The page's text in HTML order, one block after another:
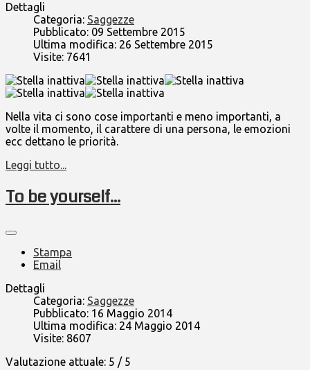
Dettagli
Categoria: Saggezze
Pubblicato: 09 Settembre 2015
Ultima modifica: 26 Settembre 2015
Visite: 7641
Nella vita ci sono cose importanti e meno importanti, a
volte il momento, il carattere di una persona, le emozioni
ecc dettano le priorità.
Leggi tutto...
To be yourself...
Stampa
Email
Dettagli
Categoria: Saggezze
Pubblicato: 16 Maggio 2014
Ultima modifica: 24 Maggio 2014
Visite: 8607
Valutazione attuale: 5 / 5